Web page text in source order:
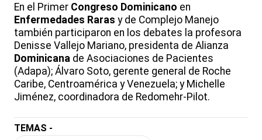
En el Primer Congreso Dominicano en
Enfermedades Raras y de Complejo Manejo
también participaron en los debates la profesora
Denisse Vallejo Mariano, presidenta de Alianza
Dominicana de Asociaciones de Pacientes
(Adapa); Álvaro Soto, gerente general de Roche
Caribe, Centroamérica y Venezuela; y Michelle
Jiménez, coordinadora de Redomehr-Pilot.
TEMAS -